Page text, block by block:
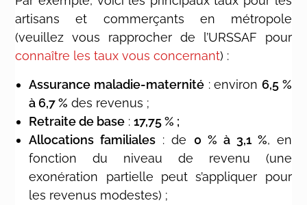
artisans et commerçants en métropole
(veuillez vous rapprocher de l’URSSAF pour
connaître les taux vous concernant) :
Assurance maladie-maternité : environ 6,5 %
à 6,7 % des revenus ;
Retraite de base :17,75 % ;
Allocations familiales : de 0 % à 3,1 %, en
fonction du niveau de revenu (une
exonération partielle peut s’appliquer pour
les revenus modestes) ;